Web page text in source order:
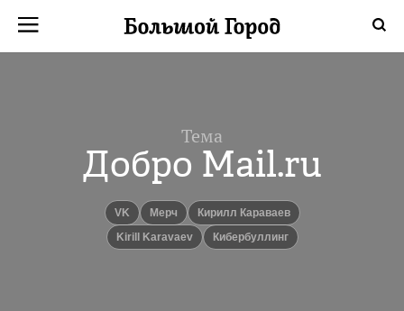
Тема
Добро Mail.ru
VK Мерч
Кирилл Караваев
Kirill Karavaev
Кибербуллинг